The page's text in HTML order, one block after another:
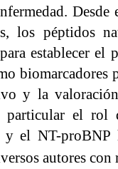
los péptidos
establecer
y la
particular el
el NT-proBNP
autores con